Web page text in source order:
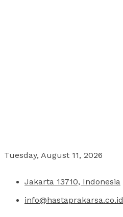
Tuesday, August 11, 2026
Jakarta 13710, Indonesia
info@hastaprakarsa.co.id